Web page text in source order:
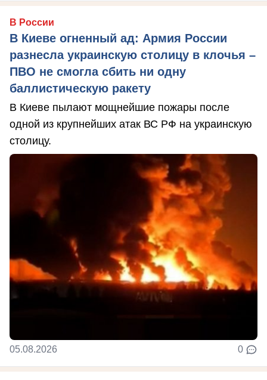
В России
В Киеве огненный ад: Армия России
разнесла украинскую столицу в клочья –
ПВО не смогла сбить ни одну
баллистическую ракету
В Киеве пылают мощнейшие пожары после
одной из крупнейших атак ВС РФ на украинскую
столицу.
05.08.2026 0